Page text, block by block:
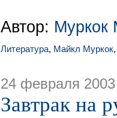
Автор: Муркок
Литература, Майкл Муркок
24 февраля 2003
Завтрак на